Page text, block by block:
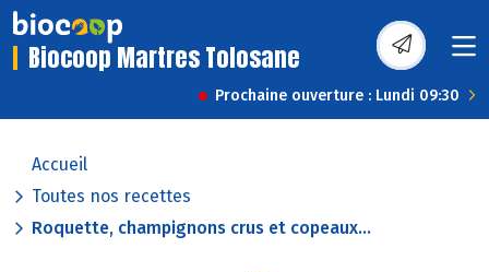
Biocoop Martres Tolosane
Prochaine ouverture : Lundi 09:30
Accueil
Toutes nos recettes
Roquette, champignons crus et copeaux...